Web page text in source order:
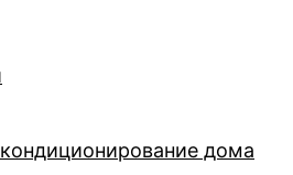
дома